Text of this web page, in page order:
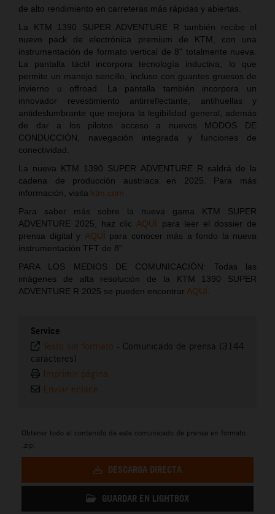
de alto rendimiento en carreteras más rápidas y abiertas.
La KTM 1390 SUPER ADVENTURE R también recibe el
nuevo pack de electrónica premium de KTM, con una
instrumentación de formato vertical de 8" totalmente nueva.
La pantalla táctil incorpora tecnología inductiva, lo que
permite un manejo sencillo, incluso con guantes gruesos de
invierno u offroad. La pantalla también incorpora un
innovador revestimiento antirreflectante, antihuellas y
antideslumbrante que mejora la legibilidad general, además
de dar a los pilotos acceso a nuevos MODOS DE
CONDUCCIÓN, navegación integrada y funciones de
conectividad.
La nueva KTM 1390 SUPER ADVENTURE R saldrá de la
cadena de producción austriaca en 2025. Para más
información, visita ktm.com
Para saber más sobre la nueva gama KTM SUPER
ADVENTURE 2025, haz clic AQUÍ
para leer el dossier de
prensa digital y AQUÍ para conocer más a fondo la nueva
instrumentación TFT de 8".
PARA LOS MEDIOS DE COMUNICACIÓN: Todas las
imágenes de alta resolución de la KTM 1390 SUPER
ADVENTURE R 2025 se pueden encontrar AQUÍ
Service
Texto sin formato - Comunicado de prensa (3144
caracteres)
Imprimir página
Enviar enlace
Obtener todo el contenido de este comunicado de prensa en formato
.zip:
DESCARGA DIRECTA
GUARDAR EN LIGHTBOX